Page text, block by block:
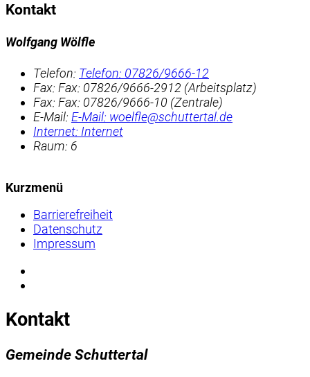
Kontakt
Wolfgang Wölfle
Telefon: Telefon: 07826/9666-12
Fax: Fax: 07826/9666-2912 (Arbeitsplatz)
Fax: Fax: 07826/9666-10 (Zentrale)
E-Mail: E-Mail: woelfle@schuttertal.de
Internet: Internet
Raum: 6
Kurzmenü
Barrierefreiheit
Datenschutz
Impressum
Kontakt
Gemeinde Schuttertal